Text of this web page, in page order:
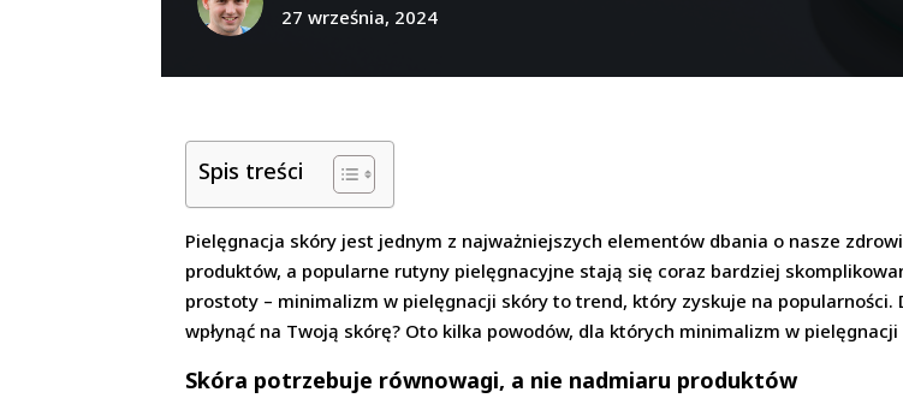
27 września, 2024
Spis treści
Pielęgnacja skóry jest jednym z najważniejszych elementów dbania o nasze
produktów, a popularne rutyny pielęgnacyjne stają się coraz bardziej
prostoty – minimalizm w pielęgnacji skóry to trend, który zyskuje na
wpłynąć na Twoją skórę? Oto kilka powodów, dla których minimalizm w
Skóra potrzebuje równowagi, a nie nadmiaru produktów